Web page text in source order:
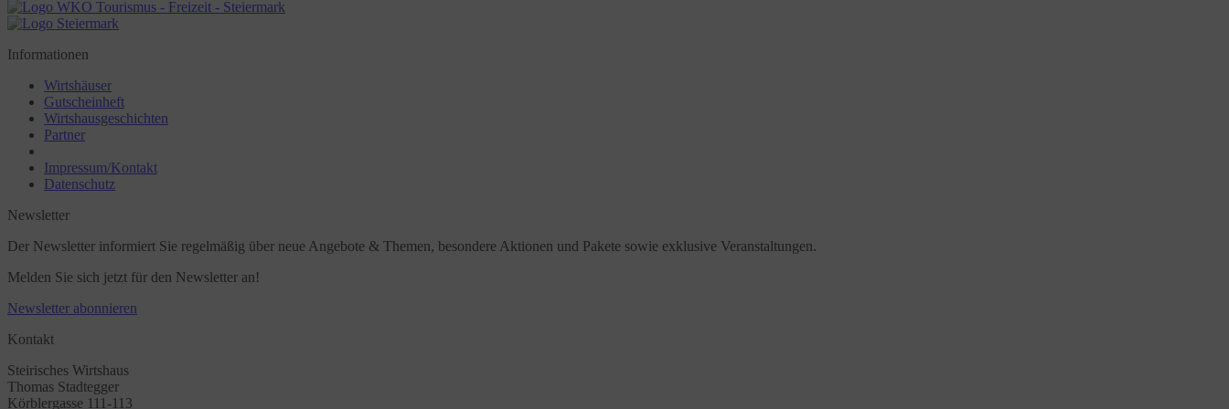
Informationen
Wirtshäuser
Gutscheinheft
Wirtshausgeschichten
Partner
Impressum/Kontakt
Datenschutz
Newsletter
Der Newsletter informiert Sie regelmäßig über neue Angebote & Themen, besondere Aktionen und Pakete sowie exklusive Veranstaltungen.
Melden Sie sich jetzt für den Newsletter an!
Newsletter abonnieren
Kontakt
Steirisches Wirtshaus
Thomas Stadtegger
Körblergasse 111-113